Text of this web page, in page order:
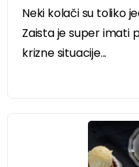
Neki kolači su toliko
Zaista je super imati
krizne situacije...